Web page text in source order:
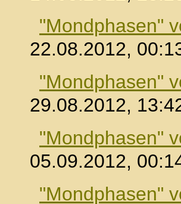
"Mondphasen"
22.08.2012,
"Mondphasen"
29.08.2012,
"Mondphasen"
05.09.2012,
"Mondphasen"